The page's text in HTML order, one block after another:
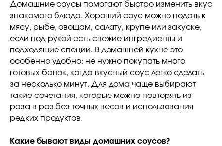
Домашние соусы помогают быстро изменить вкус
знакомого блюда. Хороший соус можно подать к
мясу, рыбе, овощам, салату, крупе или закуске,
если под рукой есть свежие ингредиенты и
подходящие специи. В домашней кухне это
особенно удобно: не нужно покупать много
готовых банок, когда вкусный соус легко сделать
за несколько минут. Для дома чаще выбирают
такие сочетания, которые можно повторять из
раза в раз без точных весов и использования
редких продуктов.
Какие бывают виды домашних соусов?